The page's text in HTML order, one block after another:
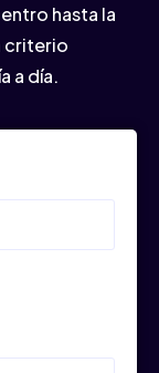
hasta la
criterio
a día.